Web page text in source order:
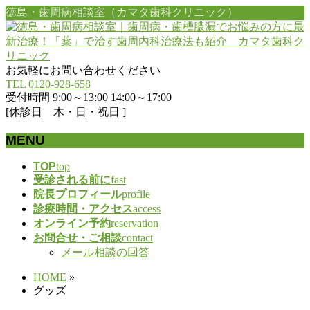
徳島・歯周病相談室（カマタ歯科クリニック）
お気軽にお問い合わせください
TEL 0120-928-658
受付時間 9:00～13:00 14:00～17:00
[休診日 木・日・祝日 ]
MENU
TOPtop
受診される前にfast
院長プロフィールprofile
診療時間・アクセスaccess
オンライン予約reservation
お問合せ・ご相談contact
メール相談の回答
HOME »
グッズ